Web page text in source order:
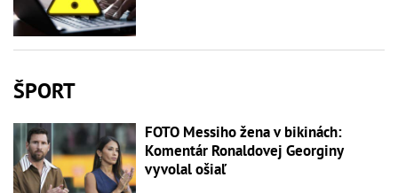
ŠPORT
FOTO Messiho žena v bikinách:
Komentár Ronaldovej Georginy
vyvolal ošiaľ